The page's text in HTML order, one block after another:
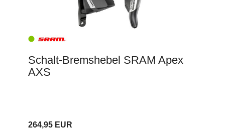
Schalt-Bremshebel SRAM Apex
AXS
264,95 EUR